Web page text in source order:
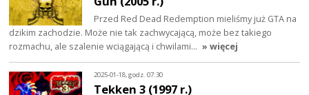
Przed Red Dead Redemption mieliśmy już GTA na
dzikim zachodzie. Może nie tak zachwycającą, może bez takiego
rozmachu, ale szalenie wciągającą i chwilami… » więcej
2025-01-18, godz. 07:30
Tekken 3 (1997 r.)